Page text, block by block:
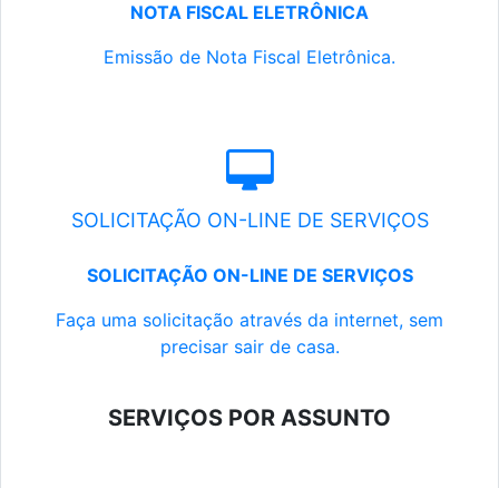
NOTA FISCAL ELETRÔNICA
Emissão de Nota Fiscal Eletrônica.
SOLICITAÇÃO ON-LINE DE SERVIÇOS
SOLICITAÇÃO ON-LINE DE SERVIÇOS
Faça uma solicitação através da internet, sem
precisar sair de casa.
SERVIÇOS POR ASSUNTO